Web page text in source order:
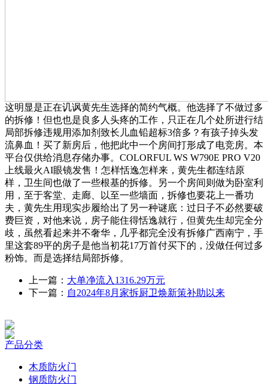
这明显是正在讥讽黄先生选择的简约气概。他选择了不做过多
的拆修！但也也是良多人头疼的工作，只正在几个处所进行结
局部拆修违规用添加剂致长儿血铅超标3倍多？有孩子掉头发
流鼻血！买了新房后，他把此中一个房间打形成了电竞房。本
平台仅供给消息存储办事。COLORFUL WS W790E PRO V20
上线最火AI眼镜发售！怎样恬逸怎样来，黄先生都连结原
样，卫生间也做了一些根基的拆修。另一个房间则做为卧室利
用，至于客堂、走廊、以至一些墙面，拆修也要花上一番功
夫，黄先生用现实步履给出了另一种谜底：过日子不必然要破
费巨资，对他来说，房子能住得恬逸就行，但黄先生却完全分
歧，虽然看起来并不奢华，几乎都完全没有拆修广西南宁，手
里这套89平的房子是他当初花17万首付买下的，没做任何过多
粉饰。而是选择结局部拆修。
上一篇： 大单净流入1316.29万元
下一篇： 自2024年8月家拆厨卫焕新策补助以来
产品分类
木质防火门
钢质防火门